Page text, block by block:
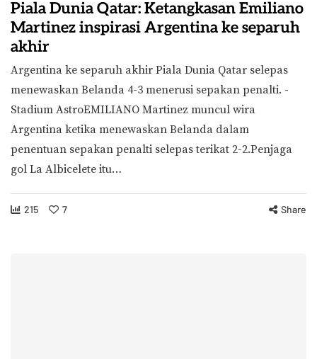
Piala Dunia Qatar: Ketangkasan Emiliano
Martinez inspirasi Argentina ke separuh
akhir
Argentina ke separuh akhir Piala Dunia Qatar selepas
menewaskan Belanda 4-3 menerusi sepakan penalti. -
Stadium AstroEMILIANO Martinez muncul wira
Argentina ketika menewaskan Belanda dalam
penentuan sepakan penalti selepas terikat 2-2.Penjaga
gol La Albicelete itu…
215 7 Share